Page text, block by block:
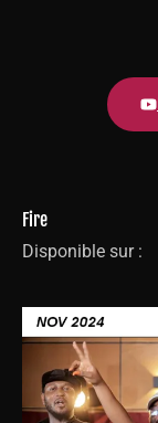
Fire
Disponible sur :